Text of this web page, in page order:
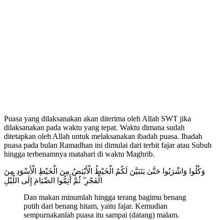
Puasa yang dilaksanakan akan diterima oleh Allah SWT jika
dilaksanakan pada waktu yang tepat. Waktu dimana sudah
ditetapkan oleh Allah untuk melaksanakan ibadah puasa. Ibadah
puasa pada bulan Ramadhan ini dimulai dari terbit fajar atau Subuh
hingga terbenamnya matahari di waktu Maghrib.
وَكُلُوا وَاشْرَبُوا حَتَّىٰ يَتَبَيَّنَ لَكُمُ الْخَيْطُ الْأَبْيَضُ مِنَ الْخَيْطِ الْأَسْوَدِ مِنَ
الْفَجْرِ ۖ ثُمَّ أَتِمُّوا الصِّيَامَ إِلَى اللَّيْلِ
Dan makan minumlah hingga terang bagimu benang
putih dari benang hitam, yaitu fajar. Kemudian
sempurnakanlah puasa itu sampai (datang) malam.